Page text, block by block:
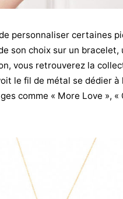
personnaliser certaines
son choix sur un bracelet,
vous retrouverez la
le fil de métal se dédier à
comme « More Love », «